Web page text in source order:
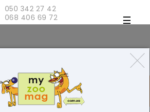
050 342 27 42
068 406 69 72
ТОВАРИ ДЛЯ КІШОК
БЛОГ
ПРО НАС
ТОВАРІВ 0 (0 ГРН)